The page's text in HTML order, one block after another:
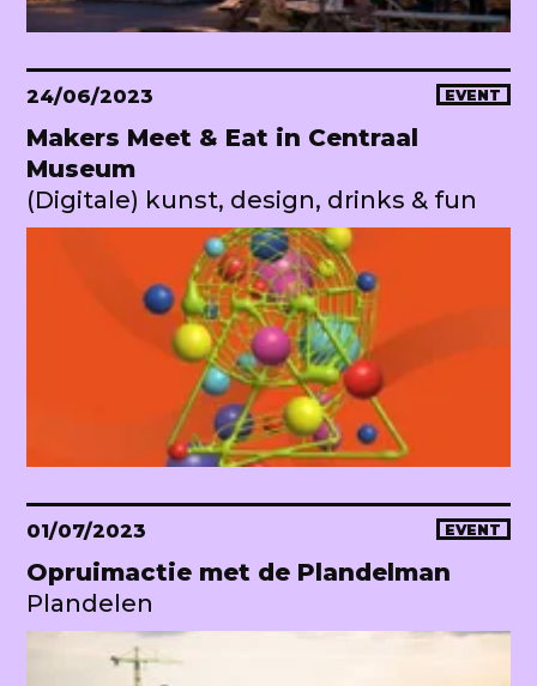
24/06/2023 EVENT
Makers Meet & Eat in Centraal
Museum
(Digitale) kunst, design, drinks & fun
01/07/2023 EVENT
Opruimactie met de Plandelman
Plandelen